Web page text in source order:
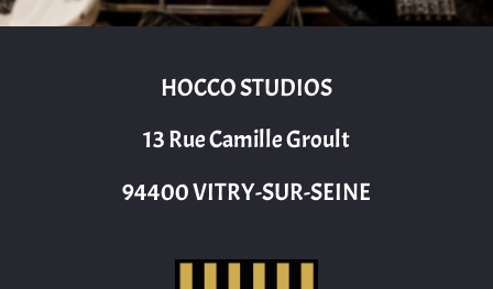
HOCCO STUDIOS
13 Rue Camille Groult
94400 VITRY-SUR-SEINE